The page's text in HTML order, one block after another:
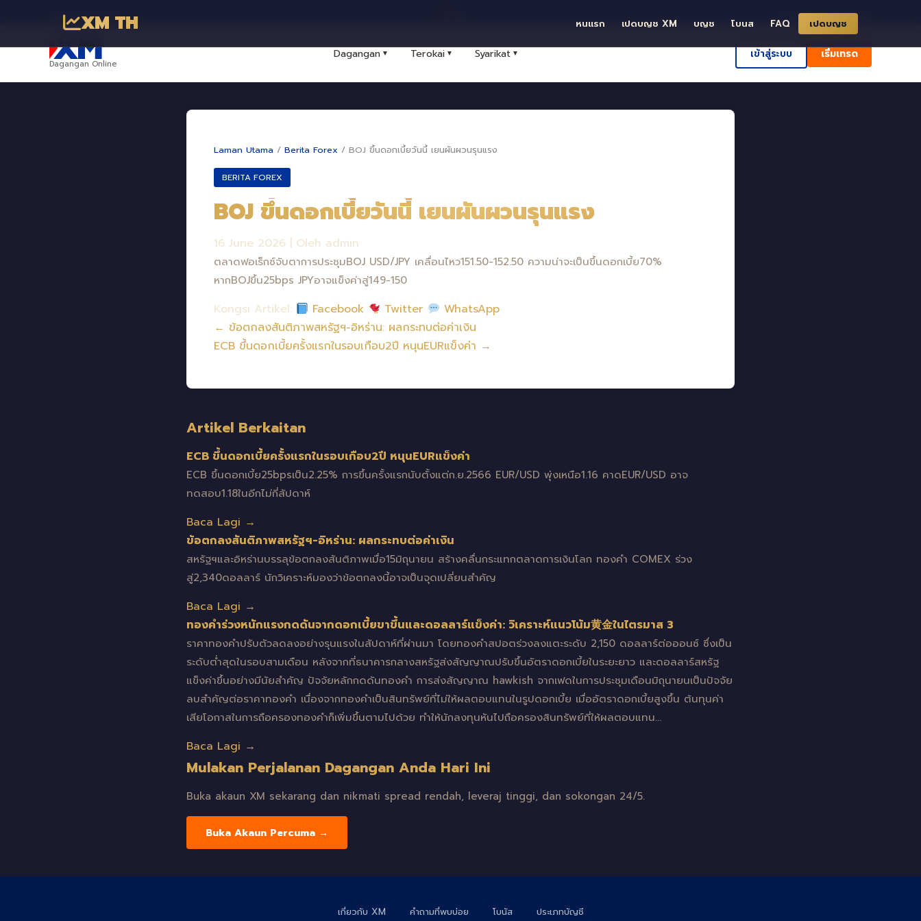
XM TH หนแรก เปดบญช XM บญช โบนส FAQ เปดบญช
พันธมิตรทางธุรกิจ ð ค้นหา ศูนย์ช่วยเหลือ
Dagangan Online
Dagangan ▼ Terokai ▼ Syarikat ▼ เข้าสู่ระบบ เริ่มเทรด
Laman Utama / Berita Forex / BOJ ขึ้นดอกเบี้ยวันนี้ เยนผันผวนรุนแรง
BERITA FOREX
BOJ ขึ้นดอกเบี้ยวันนี้ เยนผันผวนรุนแรง
16 June 2026 Oleh admin
ตลาดฟอเร็กซ์จับตาการประชุมBOJ USD/JPY เคลื่อนไหว151.50-152.50 ความน่าจะเป็นขึ้นดอกเบี้ย70%
หากBOJขึ้น25bps JPYอาจแข็งค่าสู่149-150
Kongsi Artikel: Facebook Twitter
WhatsApp
← ข้อตกลงสันติภาพสหรัฐฯ-อิหร่าน: ผลกระทบต่อค่าเงิน
ECB ขึ้นดอกเบี้ยครั้งแรกในรอบเกือบ2ปี หนุนEURแข็งค่า →
Artikel Berkaitan
ECB ขึ้นดอกเบี้ยครั้งแรกในรอบเกือบ2ปี หนุนEURแข็งค่า
ECB ขึ้นดอกเบี้ย25bpsเป็น2.25% การขึ้นครั้งแรกนับตั้งแต่ก.ย.2566 EUR/USD พุ่งเหนือ1.16 คาดEUR/USD อาจ
ทดสอบ1.18ในอีกไม่กี่สัปดาห์
Baca Lagi →
ข้อตกลงสันติภาพสหรัฐฯ-อิหร่าน: ผลกระทบต่อค่าเงิน
สหรัฐฯและอิหร่านบรรลุข้อตกลงสันติภาพเมื่อ15มิถุนายน สร้างคลื่นกระแทกตลาดการเงินโลก ทองคำ COMEX ร่วง
สู่2,340ดอลลาร์ นักวิเคราะห์มองว่าข้อตกลงนี้อาจเป็นจุดเปลี่ยนสำคัญ
Baca Lagi →
ทองคำร่วงหนักแรงกดดันจากดอกเบี้ยขาขึ้นและดอลลาร์แข็งค่า: วิเคราะห์แนวโน้ม黄金ในไตรมาส 3
ราคาทองคำปรับตัวลดลงอย่างรุนแรงในสัปดาห์ที่ผ่านมา โดยทองคำสปอตร่วงลงแตะระดับ 2,150 ดอลลาร์ต่อออนซ์ ซึ่งเป็น
ระดับต่ำสุดในรอบสามเดือน หลังจากที่ธนาคารกลางสหรัฐส่งสัญญาณปรับขึ้นอัตราดอกเบี้ยในระยะยาว และดอลลาร์สหรัฐ
แข็งค่าขึ้นอย่างมีนัยสำคัญ ปัจจัยหลักกดดันทองคำ การส่งสัญญาณ hawkish จากเฟดในการประชุมเดือนมิถุนายนเป็นปัจจัย
ลบสำคัญต่อราคาทองคำ เนื่องจากทองคำเป็นสินทรัพย์ที่ไม่ให้ผลตอบแทนในรูปดอกเบี้ย เมื่ออัตราดอกเบี้ยสูงขึ้น ต้นทุนค่า
เสียโอกาสในการถือครองทองคำก็เพิ่มขึ้นตามไปด้วย ทำให้นักลงทุนหันไปถือครองสินทรัพย์ที่ให้ผลตอบแทน…
Baca Lagi →
Mulakan Perjalanan Dagangan Anda Hari Ini
Buka akaun XM sekarang dan nikmati spread rendah, leveraj tinggi, dan sokongan 24/5.
Buka Akaun Percuma →
เกี่ยวกับ XM คำถามที่พบบ่อย โบนัส ประเภทบัญชี